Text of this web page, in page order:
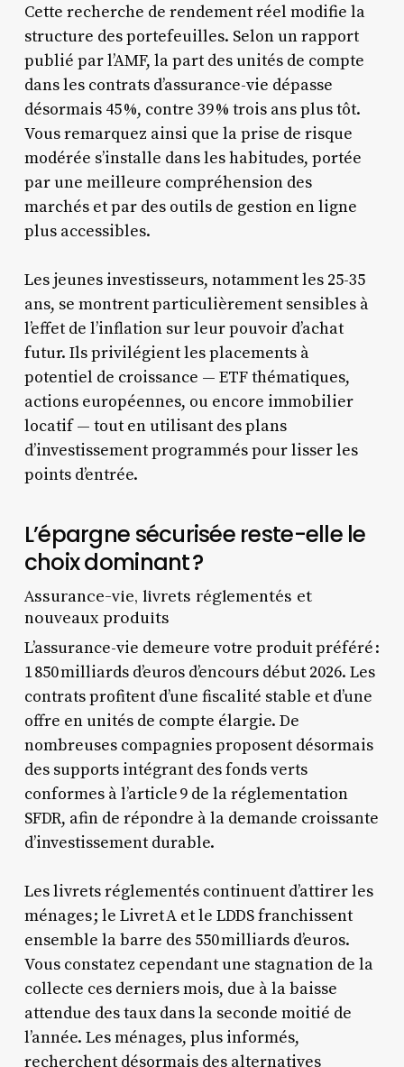
Cette recherche de rendement réel modifie la
structure des portefeuilles. Selon un rapport
publié par l’AMF, la part des unités de compte
dans les contrats d’assurance-vie dépasse
désormais 45 %, contre 39 % trois ans plus tôt.
Vous remarquez ainsi que la prise de risque
modérée s’installe dans les habitudes, portée
par une meilleure compréhension des
marchés et par des outils de gestion en ligne
plus accessibles.
Les jeunes investisseurs, notamment les 25-35
ans, se montrent particulièrement sensibles à
l’effet de l’inflation sur leur pouvoir d’achat
futur. Ils privilégient les placements à
potentiel de croissance — ETF thématiques,
actions européennes, ou encore immobilier
locatif — tout en utilisant des plans
d’investissement programmés pour lisser les
points d’entrée.
L’épargne sécurisée reste-elle le
choix dominant ?
Assurance-vie, livrets réglementés et
nouveaux produits
L’assurance-vie demeure votre produit préféré :
1 850 milliards d’euros d’encours début 2026. Les
contrats profitent d’une fiscalité stable et d’une
offre en unités de compte élargie. De
nombreuses compagnies proposent désormais
des supports intégrant des fonds verts
conformes à l’article 9 de la réglementation
SFDR, afin de répondre à la demande croissante
d’investissement durable.
Les livrets réglementés continuent d’attirer les
ménages ; le Livret A et le LDDS franchissent
ensemble la barre des 550 milliards d’euros.
Vous constatez cependant une stagnation de la
collecte ces derniers mois, due à la baisse
attendue des taux dans la seconde moitié de
l’année. Les ménages, plus informés,
recherchent désormais des alternatives